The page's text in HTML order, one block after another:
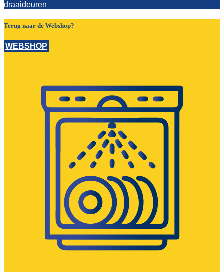
draaideuren
Terug naar de Webshop?
WEBSHOP